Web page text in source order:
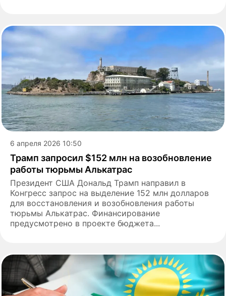
6 апреля 2026 10:50
Трамп запросил $152 млн на возобновление
работы тюрьмы Алькатрас
Президент США Дональд Трамп направил в
Конгресс запрос на выделение 152 млн долларов
для восстановления и возобновления работы
тюрьмы Алькатрас. Финансирование
предусмотрено в проекте бюджета...